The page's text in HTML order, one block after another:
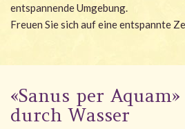
entspannende Umgebung.
Freuen Sie sich auf eine entspannte
«Sanus per
durch Wasser